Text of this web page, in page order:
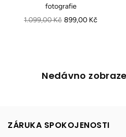
fotografie
Běžná
1.099,00 Kč 899,00 Kč
Nedávno
ZÁRUKA SPOKOJENOSTI